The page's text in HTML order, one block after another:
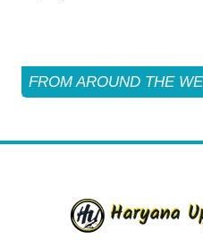
FROM AROUND THE